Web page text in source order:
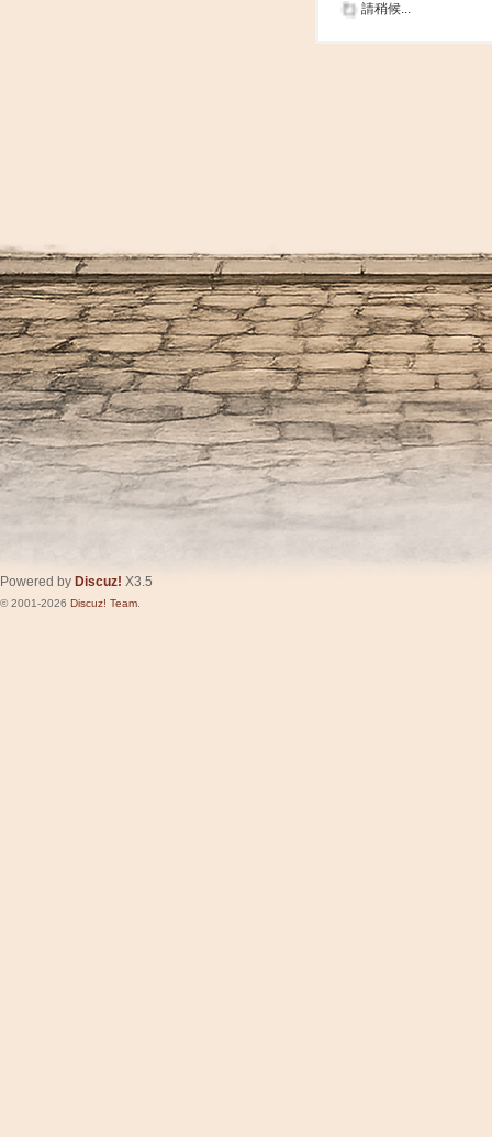
請稍候...
Powered by Discuz! X3.5
© 2001-2026 Discuz! Team